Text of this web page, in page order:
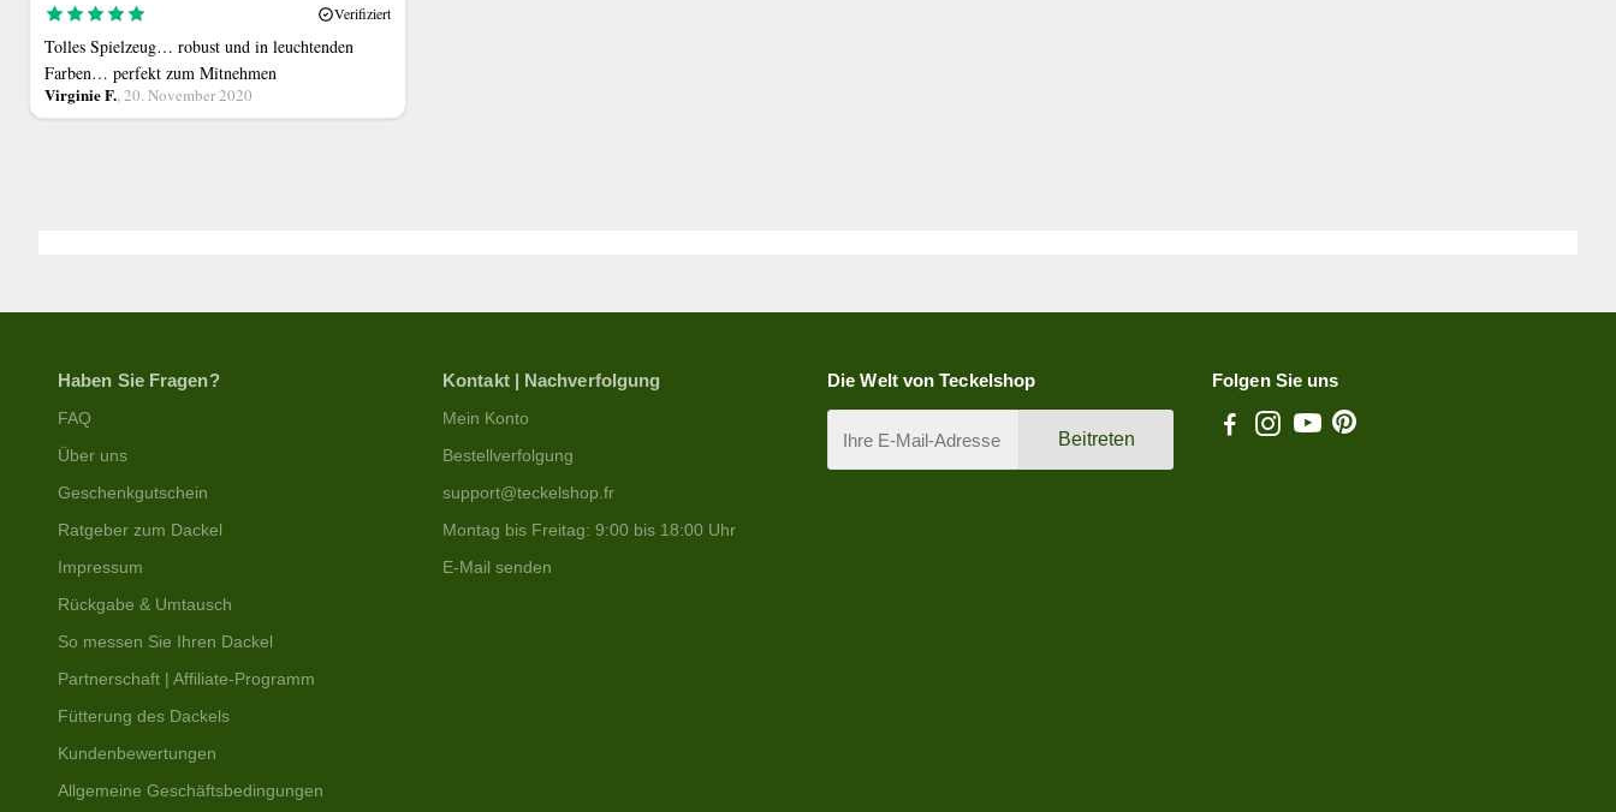
Verifiziert
Tolles Spielzeug… robust und in leuchtenden
Farben… perfekt zum Mitnehmen
Virginie F., 20. November 2020
Haben Sie Fragen?
FAQ
Über uns
Geschenkgutschein
Ratgeber zum Dackel
Impressum
Rückgabe & Umtausch
So messen Sie Ihren Dackel
Partnerschaft | Affiliate-Programm
Fütterung des Dackels
Kundenbewertungen
Allgemeine Geschäftsbedingungen
Kontakt | Nachverfolgung
Mein Konto
Bestellverfolgung
support@teckelshop.fr
Montag bis Freitag: 9:00 bis 18:00 Uhr
E-Mail senden
Die Welt von Teckelshop
Beitreten
Folgen Sie uns